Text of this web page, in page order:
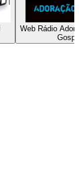
Web Rádio